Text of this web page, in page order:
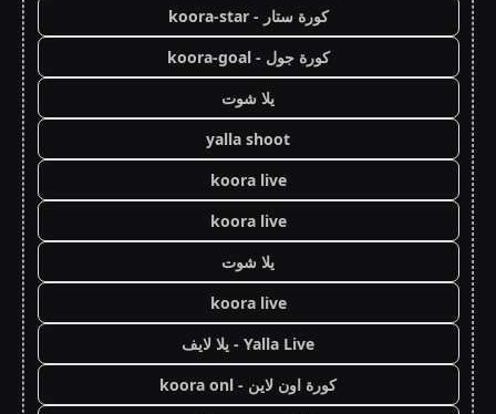
كورة ستار - koora-star
كورة جول - koora-goal
يلا شوت
yalla shoot
koora live
koora live
يلا شوت
koora live
Yalla Live - يلا لايف
كورة اون لاين - koora onl